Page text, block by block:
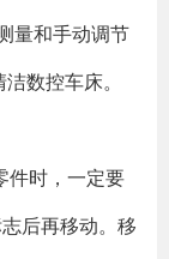
量和手动调节
数控车床。
件时，一定要
后再移动。移